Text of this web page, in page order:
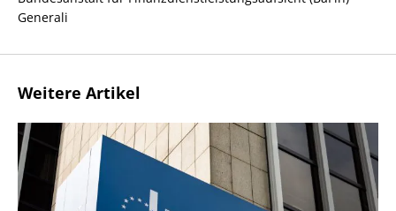
Generali
Weitere Artikel